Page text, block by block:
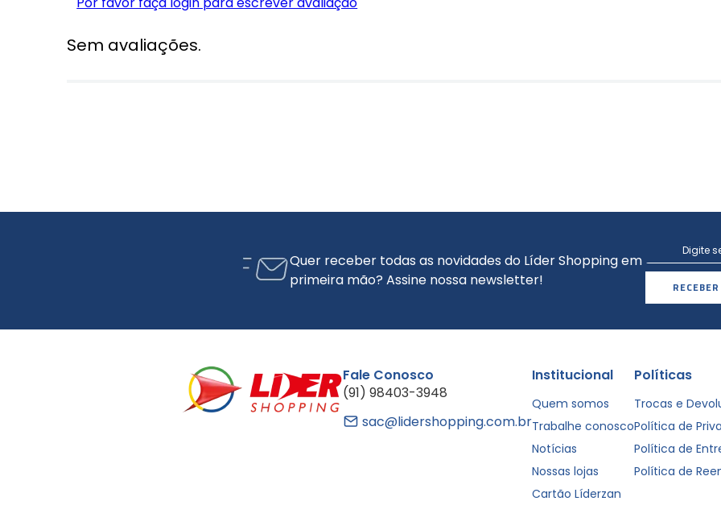
Sem avaliações.
Quer receber todas as novidades do Líder Shopping em
primeira mão? Assine nossa newsletter!
Fale Conosco
(91) 98403-3948
sac@lidershopping.com.br
Institucional
Quem somos
Trabalhe conosco
Notícias
Nossas lojas
Cartão Líderzan
Políticas
Trocas e
Política de
Política de
Política de